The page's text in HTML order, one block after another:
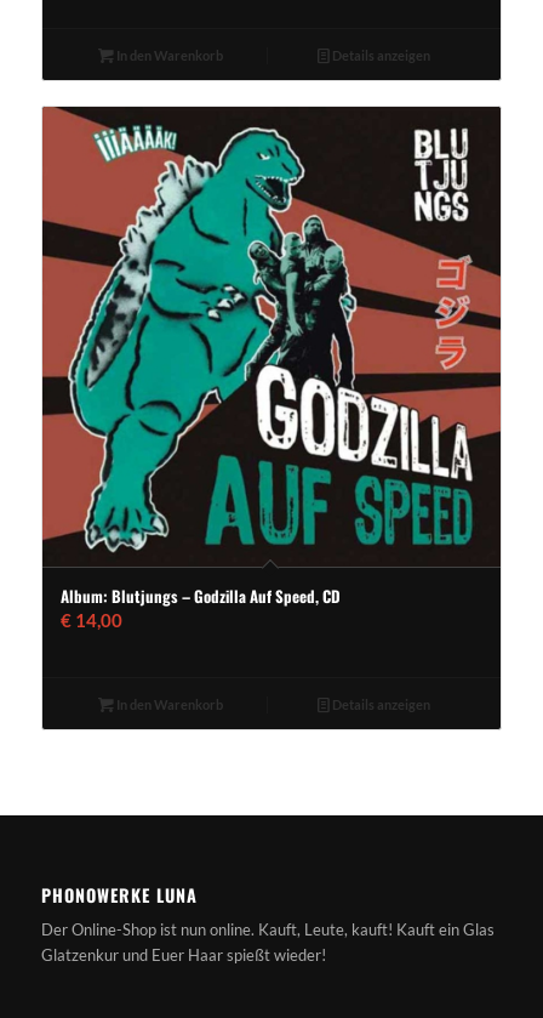
In den Warenkorb Details anzeigen
Album: Blutjungs – Godzilla Auf Speed, CD
€14,00
In den Warenkorb Details anzeigen
PHONOWERKE LUNA
Der Online-Shop ist nun online. Kauft, Leute, kauft! Kauft ein Glas
Glatzenkur und Euer Haar spießt wieder!